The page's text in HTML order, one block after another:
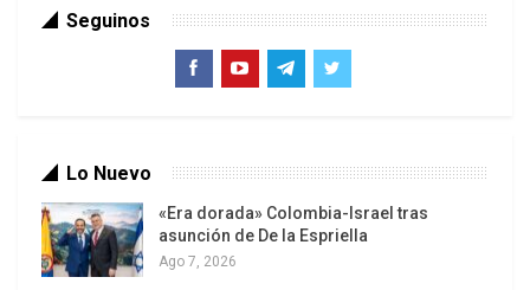
esa identidad estalla en rebeldía desde lo
profundo del alma nacional. Entonces a Puerto
Rico lo une una causa común que desafía al
opresor y no hay fuerza en el mundo capaz de
Seguinos
Lo Nuevo
«Era dorada» Colombia-Israel tras
asunción de De la Espriella
Ago 7, 2026